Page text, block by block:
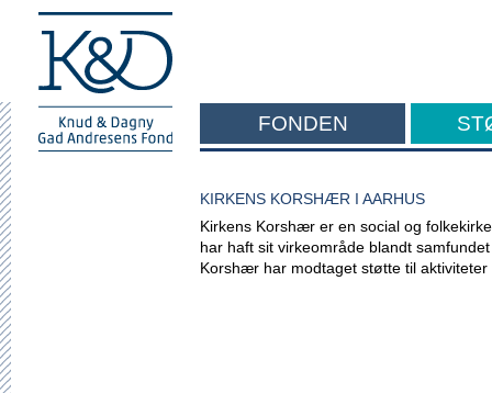
FONDEN
KIRKENS KORSHÆR I AARHUS
Kirkens Korshær er en social og
har haft sit virkeområde blandt
Korshær har modtaget støtte til